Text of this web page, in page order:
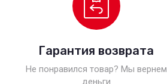
Гарантия возврата
Не понравился товар? Мы вернем
деньги